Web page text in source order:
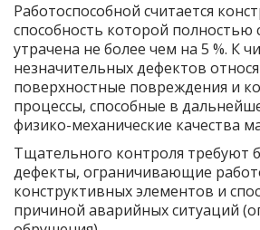
Работоспособной считается
способность которой полностью
утрачена не более чем на 5 %. К
незначительных дефектов
поверхностные повреждения и
процессы, способные в
физико-механические качества
Тщательного контроля требуют
дефекты, ограничивающие
конструктивных элементов и
причиной аварийных ситуаций